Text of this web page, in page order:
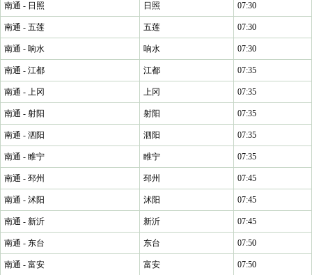
南通 - 日照 日照 07:30
南通 - 五莲 五莲 07:30
南通 - 响水 响水 07:30
南通 - 江都 江都 07:35
南通 - 上冈 上冈 07:35
南通 - 射阳 射阳 07:35
南通 - 泗阳 泗阳 07:35
南通 - 睢宁 睢宁 07:35
南通 - 邳州 邳州 07:45
南通 - 沭阳 沭阳 07:45
南通 - 新沂 新沂 07:45
南通 - 东台 东台 07:50
南通 - 富安 富安 07:50